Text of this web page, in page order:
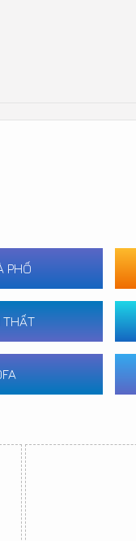
PHỐ
THẤT